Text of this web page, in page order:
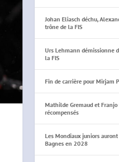
Johan Eliasch déchu,
trône de la FIS
Urs Lehmann démissionne
la FIS
Fin de carrière pour Mirjam
Mathilde Gremaud et
récompensés
Les Mondiaux juniors
Bagnes en 2028